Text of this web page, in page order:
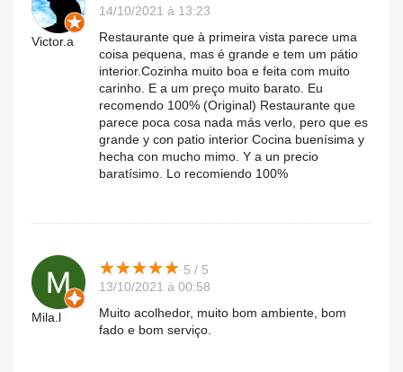
Victor.a
14/10/2021 à 13:23
Restaurante que à primeira vista parece uma
coisa pequena, mas é grande e tem um pátio
interior.Cozinha muito boa e feita com muito
carinho. E a um preço muito barato. Eu
recomendo 100% (Original) Restaurante que
parece poca cosa nada más verlo, pero que es
grande y con patio interior Cocina buenísima y
hecha con mucho mimo. Y a un precio
baratísimo. Lo recomiendo 100%
Mila.l
★★★★★
★★★★★ 5 / 5
13/10/2021 à 00:58
Muito acolhedor, muito bom ambiente, bom
fado e bom serviço.